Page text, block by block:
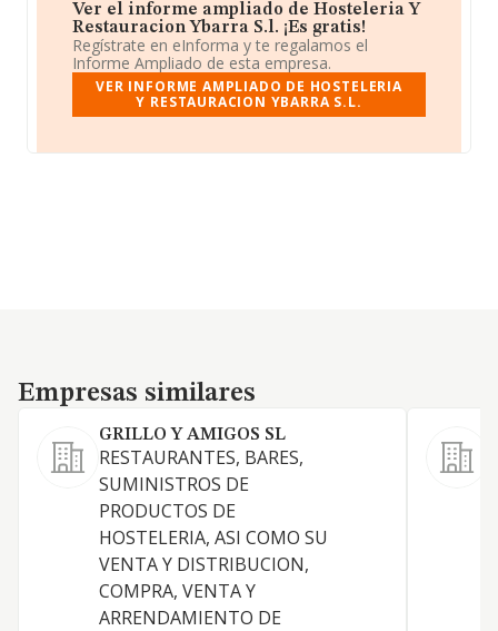
Ver el informe ampliado de Hosteleria Y
Restauracion Ybarra S.l. ¡Es gratis!
Regístrate en eInforma y te regalamos el
Informe Ampliado de esta empresa.
VER INFORME AMPLIADO DE HOSTELERIA
Y RESTAURACION YBARRA S.L.
Empresas similares
Empresas similares
GRILLO Y AMIGOS SL
RESTAURANTES, BARES,
SUMINISTROS DE
PRODUCTOS DE
HOSTELERIA, ASI COMO SU
VENTA Y DISTRIBUCION,
COMPRA, VENTA Y
ARRENDAMIENTO DE